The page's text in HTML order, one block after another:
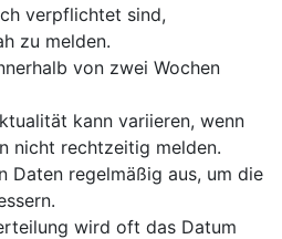
verpflichtet sind,
zu melden.
von zwei Wochen
kann variieren, wenn
nicht rechtzeitig melden.
Daten regelmäßig aus, um die
wird oft das Datum